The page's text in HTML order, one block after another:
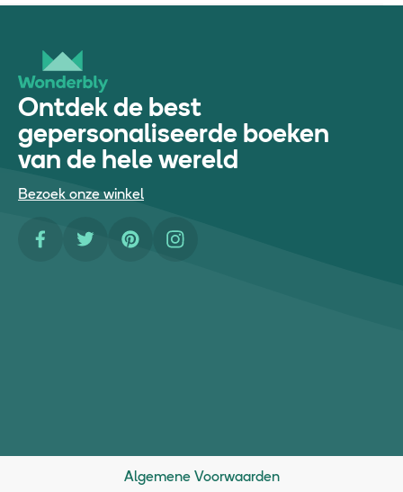
Ontdek de best
gepersonaliseerde boeken
van de hele wereld
Bezoek onze winkel
Algemene Voorwaarden